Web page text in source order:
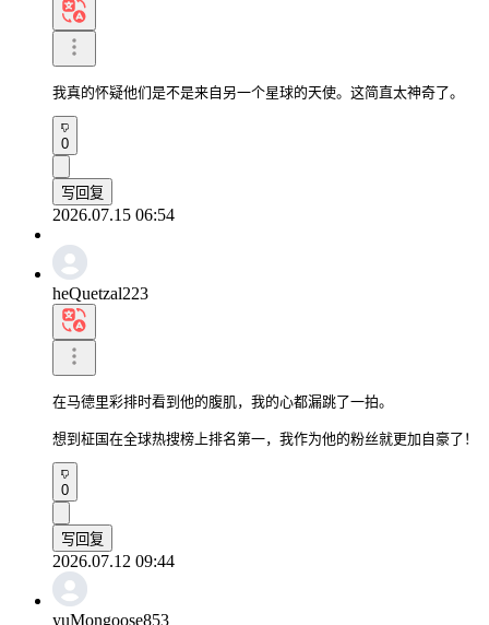
我真的怀疑他们是不是来自另一个星球的天使。这简直太神奇了。
0
写回复
2026.07.15 06:54
heQuetzal223
在马德里彩排时看到他的腹肌，我的心都漏跳了一拍。
想到柾国在全球热搜榜上排名第一，我作为他的粉丝就更加自豪了！
0
写回复
2026.07.12 09:44
yuMongoose853